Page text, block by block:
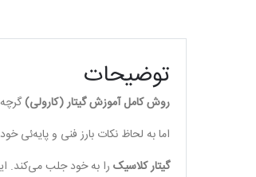
توضیحات
روش کامل آموزش گیتار (کارولی)
اما به لحاظ نکات بارز فنی و پایه‌ئی
گیتار کلاسیک را به خود جلب می‌کند.